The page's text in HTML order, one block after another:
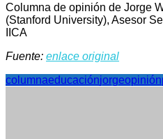
Columna de opinión de Jorge
(Stanford University), Asesor
IICA
Fuente: enlace original
columnaeducaciónjorgeopinión